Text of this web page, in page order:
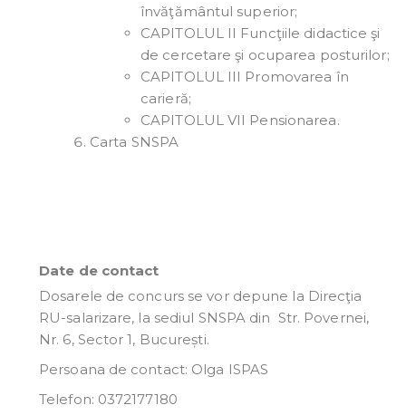
învăţământul superior;
CAPITOLUL II Funcţiile didactice şi
de cercetare şi ocuparea posturilor;
CAPITOLUL III Promovarea în
carieră;
CAPITOLUL VII Pensionarea.
Carta SNSPA
Date de contact
Dosarele de concurs se vor depune la Direcţia
RU-salarizare, la sediul SNSPA din Str. Povernei,
Nr. 6, Sector 1, București.
Persoana de contact: Olga ISPAS
Telefon: 0372177180